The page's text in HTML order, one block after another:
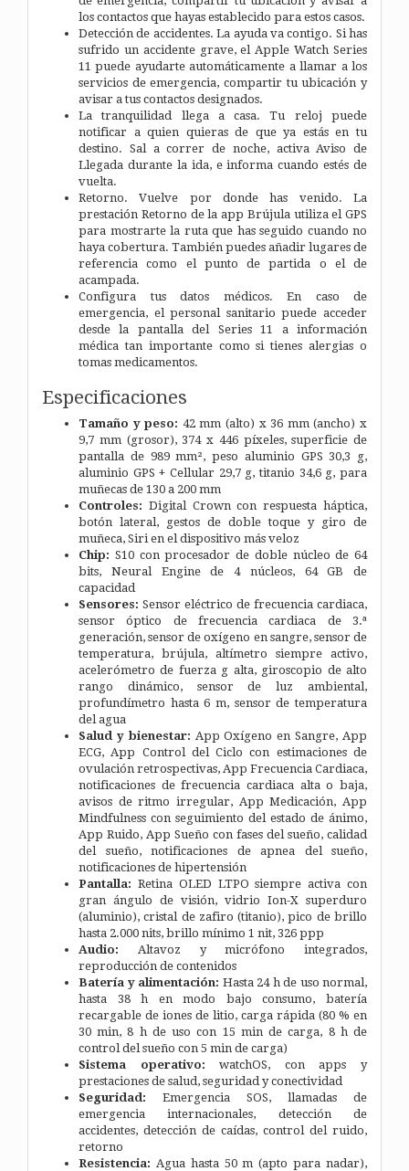
los contactos que hayas establecido para estos casos.
Detección de accidentes. La ayuda va contigo. Si has
sufrido un accidente grave, el Apple Watch Series
11 puede ayudarte automáticamente a llamar a los
servicios de emergencia, compartir tu ubicación y
avisar a tus contactos designados.
La tranquilidad llega a casa. Tu reloj puede
notificar a quien quieras de que ya estás en tu
destino. Sal a correr de noche, activa Aviso de
Llegada durante la ida, e informa cuando estés de
vuelta.
Retorno. Vuelve por donde has venido. La
prestación Retorno de la app Brújula utiliza el GPS
para mostrarte la ruta que has seguido cuando no
haya cobertura. También puedes añadir lugares de
referencia como el punto de partida o el de
acampada.
Configura tus datos médicos. En caso de
emergencia, el personal sanitario puede acceder
desde la pantalla del Series 11 a información
médica tan importante como si tienes alergias o
tomas medicamentos.
Especificaciones
Tamaño y peso: 42 mm (alto) x 36 mm (ancho) x
9,7 mm (grosor), 374 x 446 píxeles, superficie de
pantalla de 989 mm², peso aluminio GPS 30,3 g,
aluminio GPS + Cellular 29,7 g, titanio 34,6 g, para
muñecas de 130 a 200 mm
Controles: Digital Crown con respuesta háptica,
botón lateral, gestos de doble toque y giro de
muñeca, Siri en el dispositivo más veloz
Chip: S10 con procesador de doble núcleo de 64
bits, Neural Engine de 4 núcleos, 64 GB de
capacidad
Sensores: Sensor eléctrico de frecuencia cardiaca,
sensor óptico de frecuencia cardiaca de 3.ª
generación, sensor de oxígeno en sangre, sensor de
temperatura, brújula, altímetro siempre activo,
acelerómetro de fuerza g alta, giroscopio de alto
rango dinámico, sensor de luz ambiental,
profundímetro hasta 6 m, sensor de temperatura
del agua
Salud y bienestar: App Oxígeno en Sangre, App
ECG, App Control del Ciclo con estimaciones de
ovulación retrospectivas, App Frecuencia Cardiaca,
notificaciones de frecuencia cardiaca alta o baja,
avisos de ritmo irregular, App Medicación, App
Mindfulness con seguimiento del estado de ánimo,
App Ruido, App Sueño con fases del sueño, calidad
del sueño, notificaciones de apnea del sueño,
notificaciones de hipertensión
Pantalla: Retina OLED LTPO siempre activa con
gran ángulo de visión, vidrio Ion-X superduro
(aluminio), cristal de zafiro (titanio), pico de brillo
hasta 2.000 nits, brillo mínimo 1 nit, 326 ppp
Audio: Altavoz y micrófono integrados,
reproducción de contenidos
Batería y alimentación: Hasta 24 h de uso normal,
hasta 38 h en modo bajo consumo, batería
recargable de iones de litio, carga rápida (80 % en
30 min, 8 h de uso con 15 min de carga, 8 h de
control del sueño con 5 min de carga)
Sistema operativo: watchOS, con apps y
prestaciones de salud, seguridad y conectividad
Seguridad: Emergencia SOS, llamadas de
emergencia internacionales, detección de
accidentes, detección de caídas, control del ruido,
retorno
Resistencia: Agua hasta 50 m (apto para nadar),